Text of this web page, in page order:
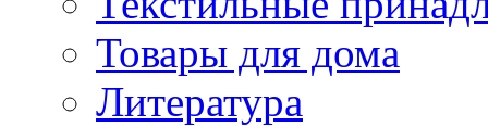
Товары для дома
Литература